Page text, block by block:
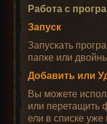
Работа с
Запуск
Запускать
папке или
Добавить или
Вы можете
или перетащить
ели в списке